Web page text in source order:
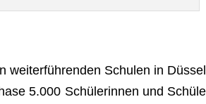
wei­ter­füh­ren­den Schu­len in
5.000 Schü­le­rin­nen und